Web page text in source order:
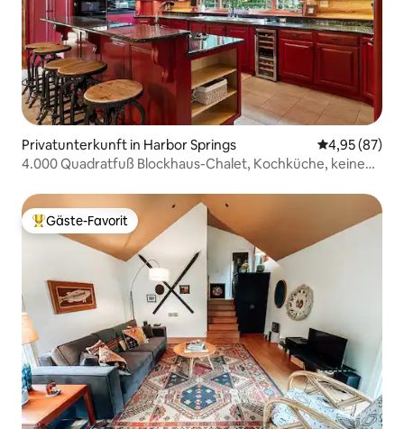
Privatunterkunft in Harbor Springs
4,95 (87)
4.000 Quadratfuß Blockhaus-Chalet, Kochküche, keine
Beliebter Gäste-Favorit.
Gäste-Favorit